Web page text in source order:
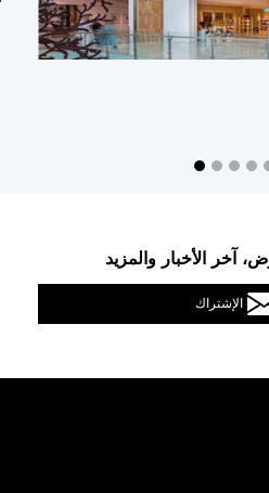
آخر الأخبار والمزيد
الإشتراك